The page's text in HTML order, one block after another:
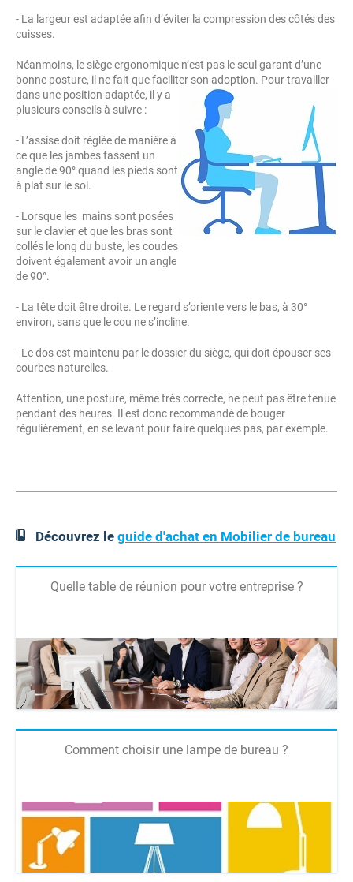
- La largeur est adaptée afin d’éviter la compression des côtés des
cuisses.
Néanmoins, le siège ergonomique n’est pas le seul garant d’une
bonne posture, il ne fait que faciliter son adoption. Pour travailler
dans une position adaptée, il y a
plusieurs conseils à suivre :
- L’assise doit réglée de manière à
ce que les jambes fassent un
angle de 90° quand les pieds sont
à plat sur le sol.
- Lorsque les mains sont posées
sur le clavier et que les bras sont
collés le long du buste, les coudes
doivent également avoir un angle
de 90°.
- La tête doit être droite. Le regard s’oriente vers le bas, à 30°
environ, sans que le cou ne s’incline.
- Le dos est maintenu par le dossier du siège, qui doit épouser ses
courbes naturelles.
Attention, une posture, même très correcte, ne peut pas être tenue
pendant des heures. Il est donc recommandé de bouger
régulièrement, en se levant pour faire quelques pas, par exemple.
Découvrez leguide d'achat en Mobilier de bureau
Quelle table de réunion pour votre entreprise ?
Comment choisir une lampe de bureau ?